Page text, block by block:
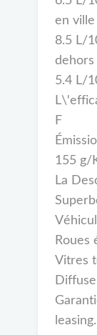
en ville
8.5 L/
5.4 L/
F
155 g/
La
Roues
Vitres
leasing.